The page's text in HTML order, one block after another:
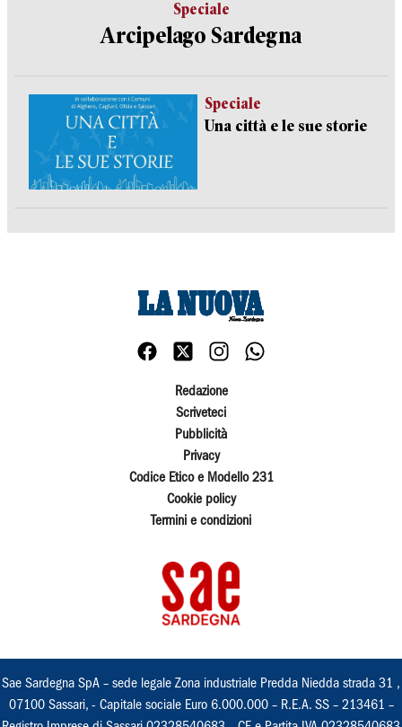
Speciale
Arcipelago Sardegna
Speciale
Una città e le sue storie
Redazione
Scriveteci
Pubblicità
Privacy
Codice Etico e Modello 231
Cookie policy
Termini e condizioni
Sae Sardegna SpA – sede legale Zona industriale Predda Niedda strada 31 ,
07100 Sassari, - Capitale sociale Euro 6.000.000 – R.E.A. SS – 213461 –